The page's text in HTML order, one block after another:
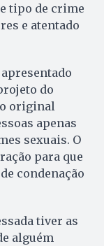
tipo de crime
e atentado
do
original
apenas
sexuais. O
para que
condenação
tiver as
alguém